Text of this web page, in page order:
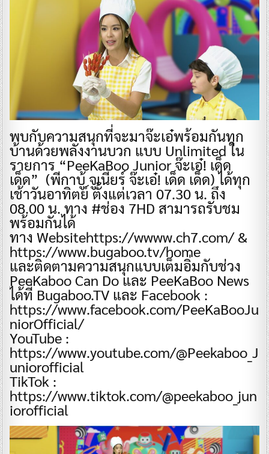
พบกับความสนุกที่จะมาจ๊ะเอ๋พร้อมกันทุก
บ้านด้วยพลังงานบวก แบบ Unlimited ใน
รายการ “PeeKaBoo Junior จ๊ะเอ๋! เด็ด
เด็ด” (พีกาบู้ จูเนียร์ จ๊ะเอ๋! เด็ด เด็ด) ได้ทุก
เช้าวันอาทิตย์ ตั้งแต่เวลา 07.30 น. ถึง
08.00 น. ทาง #ช่อง 7HD สามารถรับชม
พร้อมกันได้
ทาง Websitehttps://wwww.ch7.com/ &
https://www.bugaboo.tv/home
และติดตามความสนุกแบบเต็มอิ่มกับช่วง
PeeKaboo Can Do และ PeeKaBoo News
ได้ที่ Bugaboo.TV และ Facebook :
https://www.facebook.com/PeeKaBooJu
niorOfficial/
YouTube :
https://www.youtube.com/@Peekaboo_J
uniorofficial
TikTok :
https://www.tiktok.com/@peekaboo_jun
iorofficial